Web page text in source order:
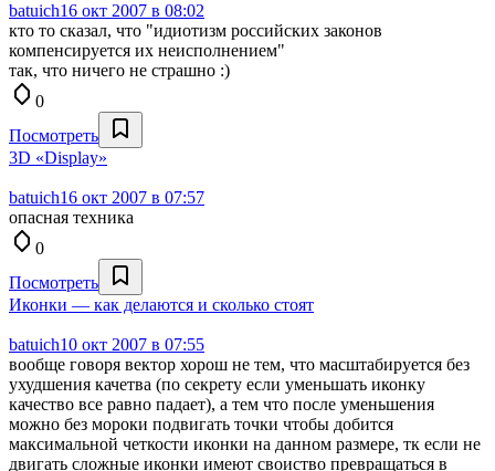
batuich16 окт 2007 в 08:02
кто то сказал, что "идиотизм российских законов
компенсируется их неисполнением"
так, что ничего не страшно :)
0
Посмотреть
3D «Display»
batuich16 окт 2007 в 07:57
опасная техника
0
Посмотреть
Иконки — как делаются и сколько стоят
batuich10 окт 2007 в 07:55
вообще говоря вектор хорош не тем, что масштабируется без
ухудшения качетва (по секрету если уменьшать иконку
качество все равно падает), а тем что после уменьшения
можно без мороки подвигать точки чтобы добится
максимальной четкости иконки на данном размере, тк если не
двигать сложные иконки имеют своиство превращаться в